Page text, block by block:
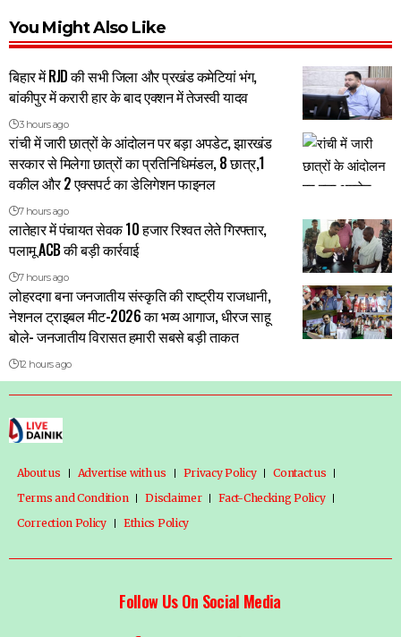
You Might Also Like
बिहार में RJD की सभी जिला और प्रखंड कमेटियां भंग,
बांकीपुर में करारी हार के बाद एक्शन में तेजस्वी यादव
3 hours ago
रांची में जारी छात्रों के आंदोलन पर बड़ा अपडेट, झारखंड
सरकार से मिलेगा छात्रों का प्रतिनिधिमंडल, 8 छात्र,1
वकील और 2 एक्सपर्ट का डेलिगेशन फाइनल
7 hours ago
लातेहार में पंचायत सेवक 10 हजार रिश्वत लेते गिरफ्तार,
पलामू ACB की बड़ी कार्रवाई
7 hours ago
लोहरदगा बना जनजातीय संस्कृति की राष्ट्रीय राजधानी,
नेशनल ट्राइबल मीट-2026 का भव्य आगाज, धीरज साहू
बोले- जनजातीय विरासत हमारी सबसे बड़ी ताकत
12 hours ago
About us Advertise with us Privacy Policy
Contact us
Terms and Condition
Disclaimer
Fact-Checking Policy
Correction Policy
Ethics Policy
Follow Us On Social Media